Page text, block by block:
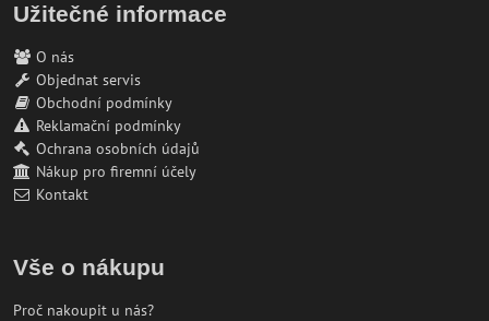
Užitečné informace
O nás
Objednat servis
Obchodní podmínky
Reklamační podmínky
Ochrana osobních údajů
Nákup pro firemní účely
Kontakt
Vše o nákupu
Proč nakoupit u nás?